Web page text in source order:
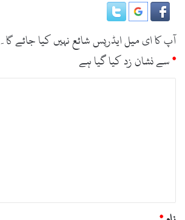
آپ کا ای میل ایڈریس شائع نہیں کیا جائے گا۔
*سے نشان زد کیا گیا ہے